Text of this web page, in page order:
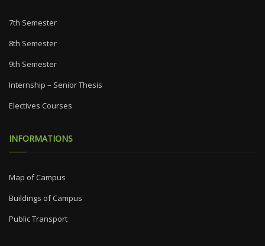
7th Semester
8th Semester
9th Semester
Internship – Senior Thesis
Electives Courses
INFORMATIONS
Map of Campus
Buildings of Campus
Public Transport